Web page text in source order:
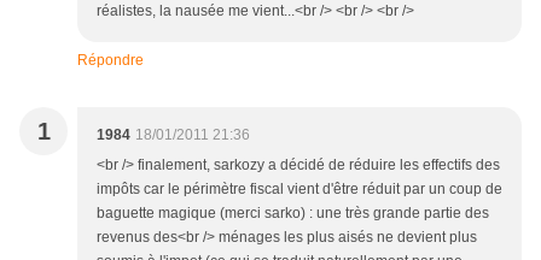
réalistes, la nausée me vient...<br /> <br /> <br />
Répondre
1 1984 18/01/2011 21:36
<br /> finalement, sarkozy a décidé de réduire les effectifs des
impôts car le périmètre fiscal vient d'être réduit par un coup de
baguette magique (merci sarko) : une très grande partie des
revenus des<br /> ménages les plus aisés ne devient plus